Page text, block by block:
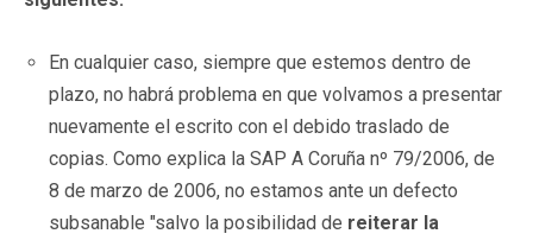
En cualquier caso, siempre que estemos dentro de
plazo, no habrá problema en que volvamos a presentar
nuevamente el escrito con el debido traslado de
copias. Como explica la SAP A Coruña nº 79/2006, de
8 de marzo de 2006, no estamos ante un defecto
subsanable "salvo la posibilidad de reiterar la